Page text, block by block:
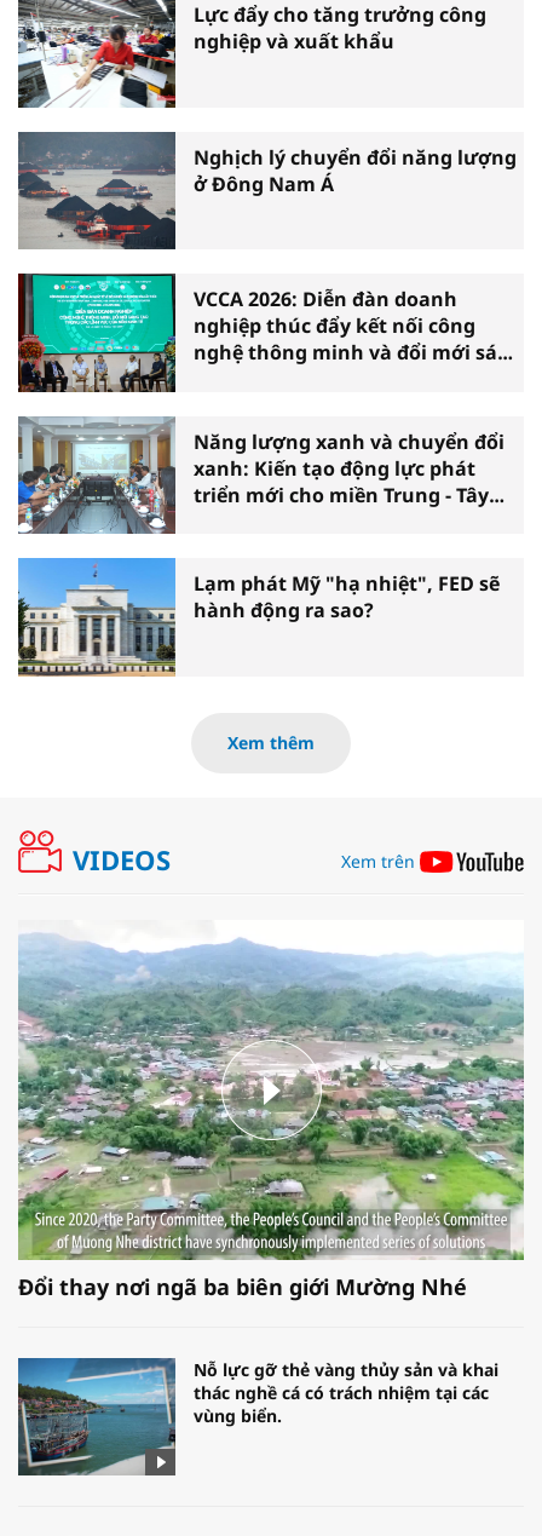
Lực đẩy cho tăng trưởng công
nghiệp và xuất khẩu
Nghịch lý chuyển đổi năng lượng
ở Đông Nam Á
VCCA 2026: Diễn đàn doanh
nghiệp thúc đẩy kết nối công
nghệ thông minh và đổi mới sáng
Năng lượng xanh và chuyển đổi
xanh: Kiến tạo động lực phát
triển mới cho miền Trung - Tây
Lạm phát Mỹ "hạ nhiệt", FED sẽ
hành động ra sao?
Xem thêm
VIDEOS Xem trên
Đổi thay nơi ngã ba biên giới Mường Nhé
Nỗ lực gỡ thẻ vàng thủy sản và khai
thác nghề cá có trách nhiệm tại các
vùng biển.